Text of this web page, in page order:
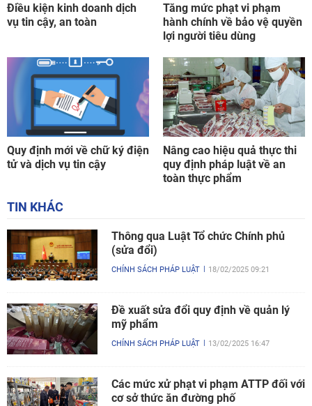
Điều kiện kinh doanh dịch
vụ tin cậy, an toàn
Tăng mức phạt vi phạm
hành chính về bảo vệ quyền
lợi người tiêu dùng
Quy định mới về chữ ký điện
tử và dịch vụ tin cậy
Nâng cao hiệu quả thực thi
quy định pháp luật về an
toàn thực phẩm
TIN KHÁC
Thông qua Luật Tổ chức Chính phủ
(sửa đổi)
CHÍNH SÁCH PHÁP LUẬT 18/02/2025 09:21
Đề xuất sửa đổi quy định về quản lý
mỹ phẩm
CHÍNH SÁCH PHÁP LUẬT 13/02/2025 16:47
Các mức xử phạt vi phạm ATTP đối với
cơ sở thức ăn đường phố